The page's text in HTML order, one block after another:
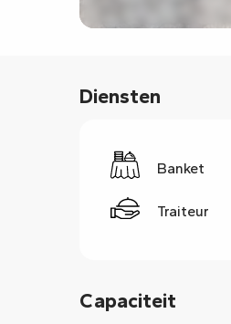
Diensten
Banket
Traiteur
Capaciteit